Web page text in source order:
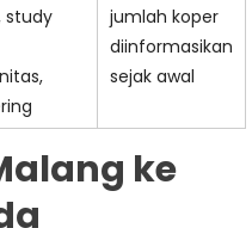
study
jumlah koper
diinformasikan
sejak awal
ke